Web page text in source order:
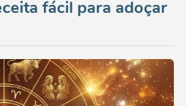
fácil para adoçar